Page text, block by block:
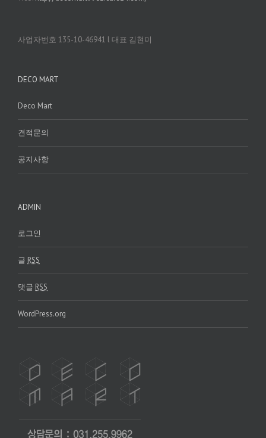
사업자번호 135-10-46941 l 대표 김현미
DECO MART
Deco Mart
견적문의
공지사항
ADMIN
로그인
글 RSS
댓글 RSS
WordPress.org